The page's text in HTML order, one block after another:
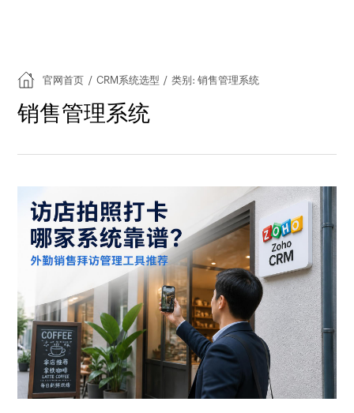
官网首页 / CRM系统选型 / 类别: 销售管理系统
销售管理系统